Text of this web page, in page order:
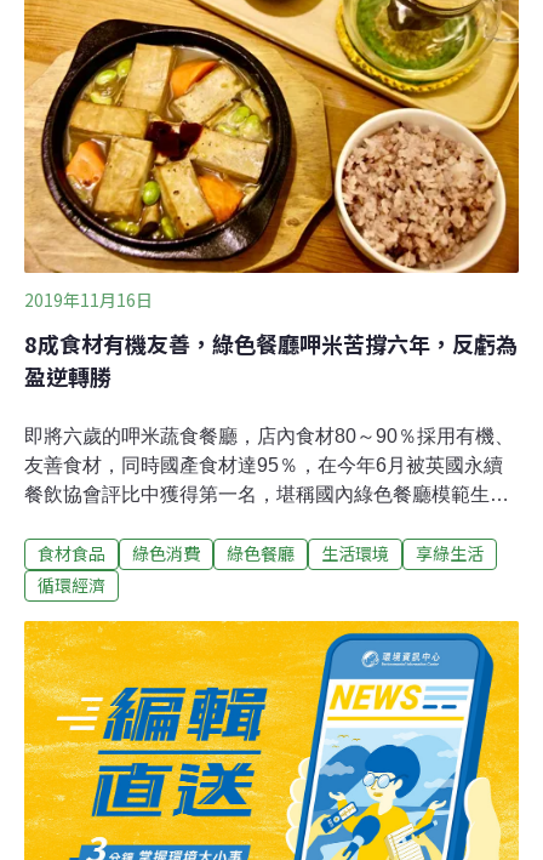
Joost」，並開始鑽研零浪費及無加工的料理烹調方式。而
後，他回到英國布萊頓，透過群眾募資得到約 4 萬英鎊
（相當於 158 萬台幣），創立了綠色概念餐廳 SILO。
SILO 的零浪費信念，讓他們選擇天然的食材，以及自然單
純的烹調方式。SI
2019年11月16日
8成食材有機友善，綠色餐廳呷米苦撐六年，反虧為
盈逆轉勝
即將六歲的呷米蔬食餐廳，店內食材80～90％採用有機、
友善食材，同時國產食材達95％，在今年6月被英國永續
餐飲協會評比中獲得第一名，堪稱國內綠色餐廳模範生，
從檢討食材耗損率、開發新菜單及服務等多管齊下，今年
終於轉虧為盈，如何降低成本又不虧待農友、員工與消費
理方式位於台北二二八紀念公園附近的呷米蔬食餐廳，從
2013年11月營業至今，店內使用有機、友善食材，調味料
也選用非基改古法釀造醬油，及公平貿易胡椒粉、咖哩粉
等香料，無任何化學添加物，除了少部分橄欖油及義大利
麵來自國外，其他均透過契作支持國產農作物。現任執行
長王淑珍，曾為醫檢師，並有著豐富管理經驗，原為呷米
蔬食餐廳投資者之一，自2017年接任執行長後，在原有基
礎上持續進步，她將過去公司管理方式，部份應用到餐
食材食品 綠色消費 綠色餐廳 生活環境
享綠生活
循環經濟